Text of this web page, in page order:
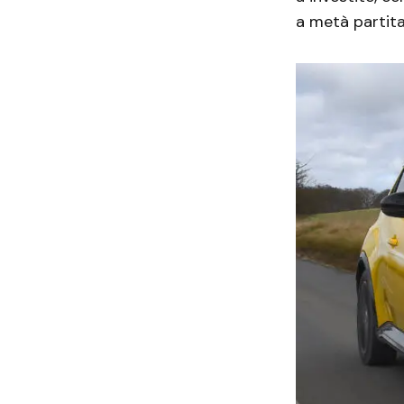
a metà